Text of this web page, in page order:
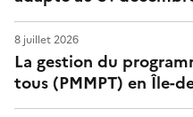
La gestion du
tous (PMMPT) en Île-
8 juillet 2026